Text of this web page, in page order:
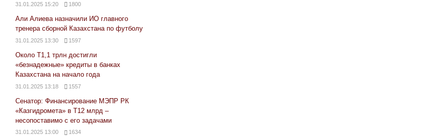
31.01.2025 15:20 1800
Али Алиева назначили ИО главного
тренера сборной Казахстана по футболу
31.01.2025 13:30 1597
Около Т1,1 трлн достигли
«безнадежные» кредиты в банках
Казахстана на начало года
31.01.2025 13:18 1557
Сенатор: Финансирование МЭПР РК
«Казгидромета» в Т12 млрд –
несопоставимо с его задачами
31.01.2025 13:00 1634